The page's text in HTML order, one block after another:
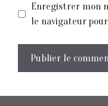
Enregistrer mon
le navigateur